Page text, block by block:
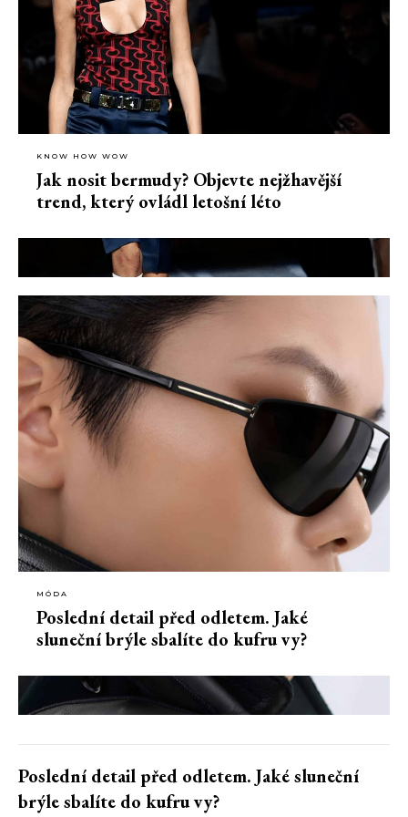
KNOW HOW WOW
Jak nosit bermudy? Objevte nejžhavější
trend, který ovládl letošní léto
MÓDA
Poslední detail před odletem. Jaké
sluneční brýle sbalíte do kufru vy?
Poslední detail před odletem. Jaké sluneční
brýle sbalíte do kufru vy?